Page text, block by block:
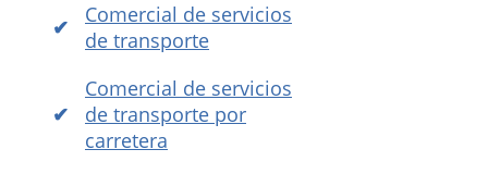
Comercial de servicios
de transporte
Comercial de servicios
de transporte por
carretera